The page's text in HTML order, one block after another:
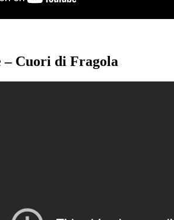
– Cuori di Fragola